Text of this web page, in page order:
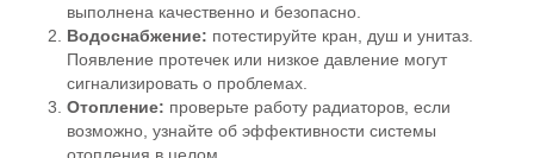
выполнена качественно и безопасно.
Водоснабжение: потестируйте кран, душ и унитаз.
Появление протечек или низкое давление могут
сигнализировать о проблемах.
Отопление: проверьте работу радиаторов, если
возможно, узнайте об эффективности системы
отопления в целом.